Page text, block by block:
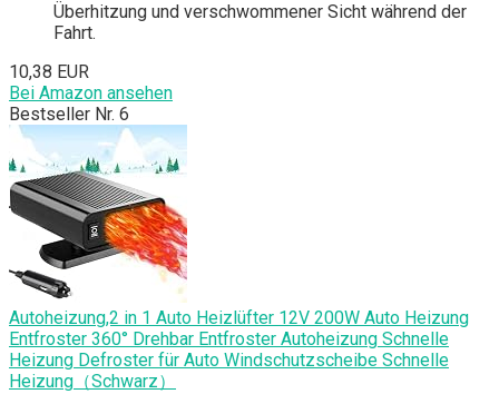
Überhitzung und verschwommener Sicht während der
Fahrt.
10,38 EUR
Bei Amazon ansehen
Bestseller Nr. 6
Autoheizung,2 in 1 Auto Heizlüfter 12V 200W Auto Heizung
Entfroster 360° Drehbar Entfroster Autoheizung Schnelle
Heizung Defroster für Auto Windschutzscheibe Schnelle
Heizung（Schwarz）